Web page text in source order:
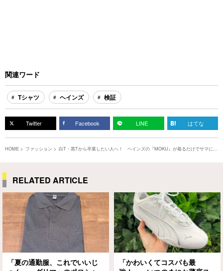
関連ワード
Tシャツ ヘインズ 検証
Twitter Facebook LINE はてな
HOME ファッション
白T・黒Tから卒業したい人へ！ ヘインズの『MOKU』が着るだけでサマにな
RELATED ARTICLE
「夏の通勤服、これでいいじ
「かわいくてコスパも最